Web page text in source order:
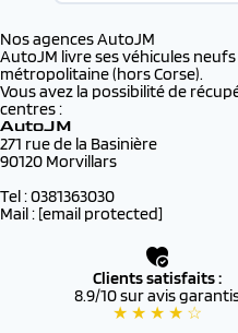
Nos agences AutoJM
AutoJM livre ses véhicules
métropolitaine (hors Corse).
Vous avez la possibilité de
centres :
AutoJM
271 rue de la Basinière
90120 Morvillars
Tel : 0381363030
Mail : [email protected]
Clients satisfaits :
8.9/10 sur avis
★ ★ ★ ★ ☆